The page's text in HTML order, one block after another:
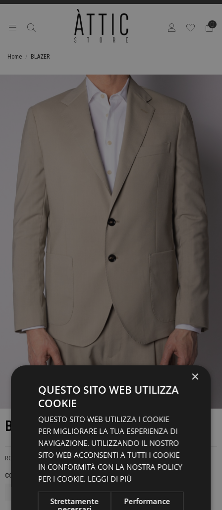
0
Home BLAZER
BLAZER
ROYAL
COLORE TAGLIE NAZIONALI
×
QUESTO SITO WEB UTILIZZA
COOKIE
QUESTO SITO WEB UTILIZZA I COOKIE
PER MIGLIORARE LA TUA ESPERIENZA DI
NAVIGAZIONE. UTILIZZANDO IL NOSTRO
SITO WEB ACCONSENTI A TUTTI I COOKIE
IN CONFORMITÀ CON LA NOSTRA POLICY
PER I COOKIE. LEGGI DI PIÙ
Strettamente
Performance